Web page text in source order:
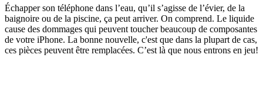
Échapper son téléphone dans l’eau, qu’il s’agisse de l’évier, de la
baignoire ou de la piscine, ça peut arriver. On comprend. Le liquide
cause des dommages qui peuvent toucher beaucoup de composantes
de votre iPhone. La bonne nouvelle, c'est que dans la plupart de cas,
ces pièces peuvent être remplacées. C’est là que nous entrons en jeu!